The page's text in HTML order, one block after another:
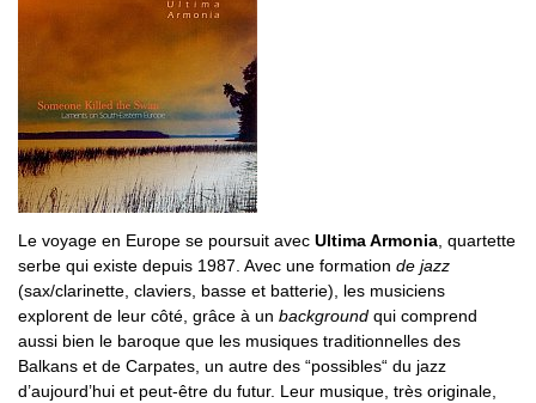
Le voyage en Europe se poursuit avec Ultima Armonia, quartette
serbe qui existe depuis 1987. Avec une formation de jazz
(sax/clarinette, claviers, basse et batterie), les musiciens
explorent de leur côté, grâce à un background qui comprend
aussi bien le baroque que les musiques traditionnelles des
Balkans et de Carpates, un autre des “possibles“ du jazz
d’aujourd’hui et peut-être du futur. Leur musique, très originale,